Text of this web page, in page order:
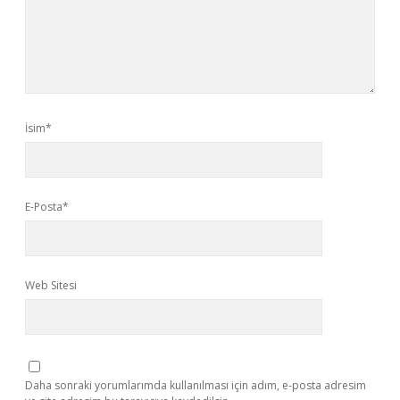
İsim*
E-Posta*
Web Sitesi
Daha sonraki yorumlarımda kullanılması için adım, e-posta adresim